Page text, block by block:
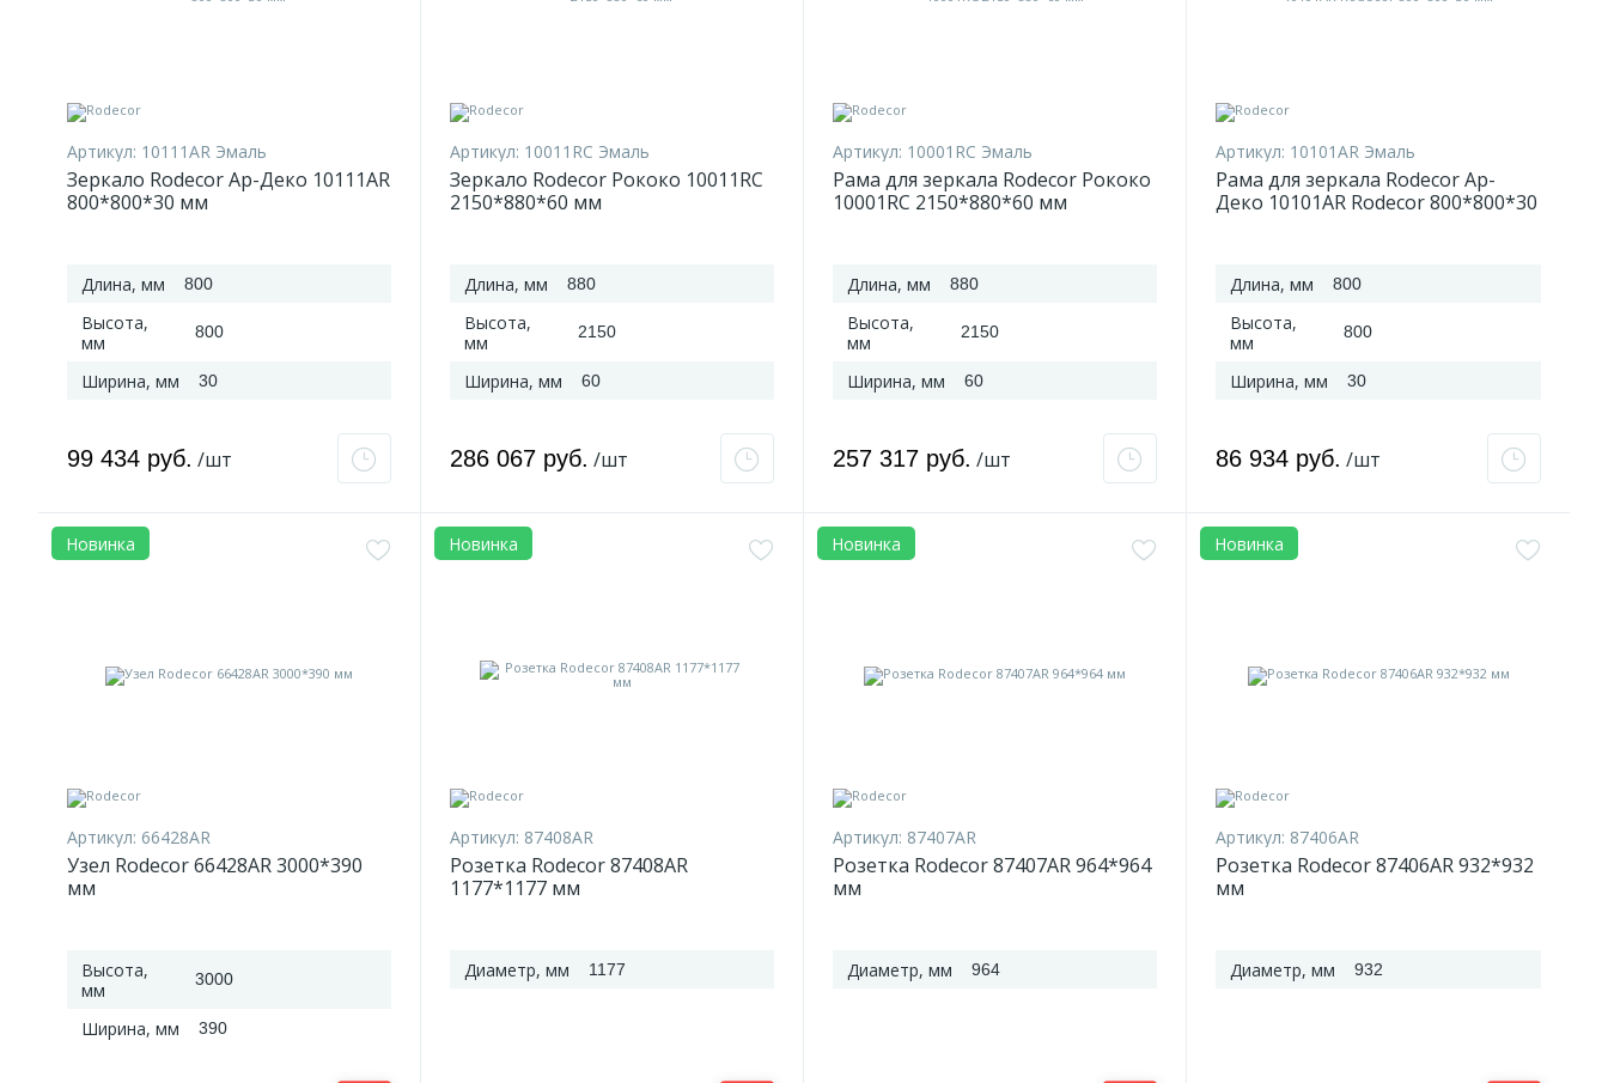
Артикул: 10111AR Эмаль
Зеркало Rodecor Ар-Деко 10111AR
800*800*30 мм
Длина, мм 800
Высота,
мм
800
Ширина, мм 30
99 434 руб. /шт
Артикул: 10011RC Эмаль
Зеркало Rodecor Рококо 10011RC
2150*880*60 мм
Длина, мм 880
Высота,
мм
2150
Ширина, мм 60
286 067 руб. /шт
Артикул: 10001RC Эмаль
Рама для зеркала Rodecor Рококо
10001RC 2150*880*60 мм
Длина, мм 880
Высота,
мм
2150
Ширина, мм 60
257 317 руб. /шт
Артикул: 10101AR Эмаль
Рама для зеркала Rodecor Ар-
Деко 10101AR Rodecor 800*800*30
Длина, мм 800
Высота,
мм
800
Ширина, мм 30
86 934 руб. /шт
Новинка
Артикул: 66428AR
Узел Rodecor 66428AR 3000*390
мм
Высота,
мм
3000
Ширина, мм 390
Новинка
Артикул: 87408AR
Розетка Rodecor 87408AR
1177*1177 мм
Диаметр, мм 1177
Новинка
Артикул: 87407AR
Розетка Rodecor 87407AR 964*964
мм
Диаметр, мм 964
Новинка
Артикул: 87406AR
Розетка Rodecor 87406AR 932*932
мм
Диаметр, мм 932